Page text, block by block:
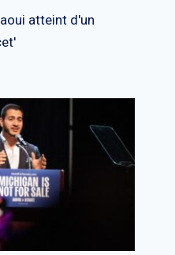
atteint d'un